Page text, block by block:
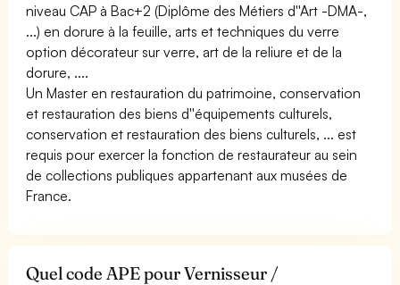
niveau CAP à Bac+2 (Diplôme des Métiers d''Art -DMA-,
...) en dorure à la feuille, arts et techniques du verre
option décorateur sur verre, art de la reliure et de la
dorure, ....
Un Master en restauration du patrimoine, conservation
et restauration des biens d''équipements culturels,
conservation et restauration des biens culturels, ... est
requis pour exercer la fonction de restaurateur au sein
de collections publiques appartenant aux musées de
France.
Quel code APE pour Vernisseur /